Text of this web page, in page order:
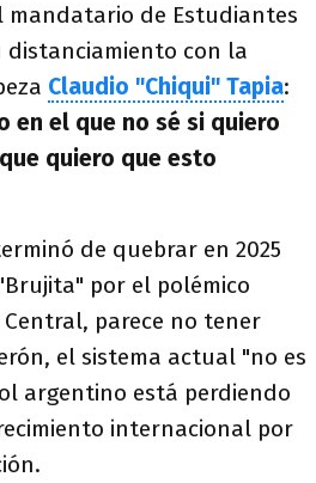
mandatario de Estudiantes
con la
Claudio "Chiqui" Tapia:
en el que no sé si quiero
quiero que esto
de quebrar en 2025
por el polémico
parece no tener
el sistema actual "no es
argentino está perdiendo
internacional por